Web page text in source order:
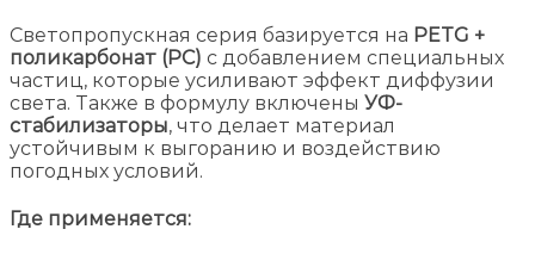
Светопропускная серия базируется на PETG +
поликарбонат (PC) с добавлением специальных
частиц, которые усиливают эффект диффузии
света. Также в формулу включены УФ-
стабилизаторы, что делает материал
устойчивым к выгоранию и воздействию
погодных условий.
Где применяется: